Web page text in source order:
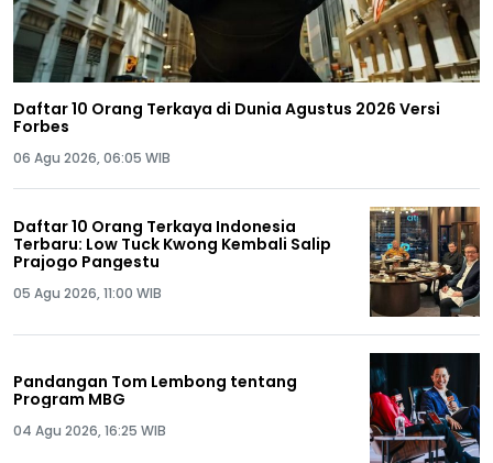
Daftar 10 Orang Terkaya di Dunia Agustus 2026 Versi
Forbes
06 Agu 2026, 06:05 WIB
Daftar 10 Orang Terkaya Indonesia
Terbaru: Low Tuck Kwong Kembali Salip
Prajogo Pangestu
05 Agu 2026, 11:00 WIB
Pandangan Tom Lembong tentang
Program MBG
04 Agu 2026, 16:25 WIB